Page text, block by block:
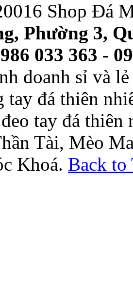
Shop Đá
Phường 3,
033 363 -
doanh sỉ và
tay đá thiên
tay đá thiên
Tài, Mèo
Khoá. Back to